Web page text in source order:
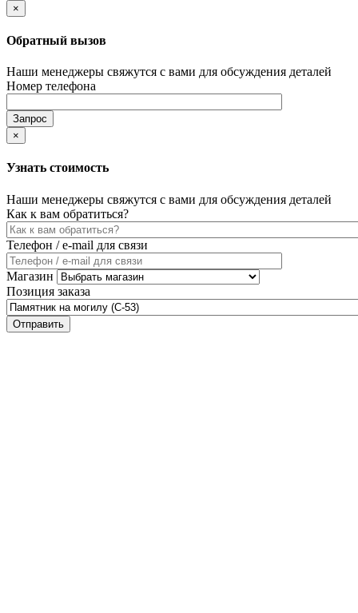
×
Обратный вызов
Наши менеджеры свяжутся с вами для обсуждения деталей
Номер телефона
×
Узнать стоимость
Наши менеджеры свяжутся с вами для обсуждения деталей
Как к вам обратиться?
Телефон / e-mail для связи
Магазин
Позиция заказа